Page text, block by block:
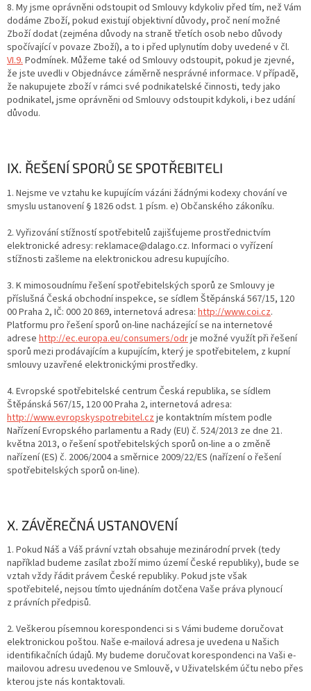
8. My jsme oprávněni odstoupit od Smlouvy kdykoliv před tím, než Vám
dodáme Zboží, pokud existují objektivní důvody, proč není možné
Zboží dodat (zejména důvody na straně třetích osob nebo důvody
spočívající v povaze Zboží), a to i před uplynutím doby uvedené v čl.
VI.9.Podmínek. Můžeme také od Smlouvy odstoupit, pokud je zjevné,
že jste uvedli v Objednávce záměrně nesprávné informace. V případě,
že nakupujete zboží v rámci své podnikatelské činnosti, tedy jako
podnikatel, jsme oprávněni od Smlouvy odstoupit kdykoli, i bez udání
důvodu.
IX. ŘEŠENÍ SPORŮ SE SPOTŘEBITELI
1. Nejsme ve vztahu ke kupujícím vázáni žádnými kodexy chování ve
smyslu ustanovení § 1826 odst. 1 písm. e) Občanského zákoníku.
2. Vyřizování stížností spotřebitelů zajišťujeme prostřednictvím
elektronické adresy: reklamace@dalago.cz. Informaci o vyřízení
stížnosti zašleme na elektronickou adresu kupujícího.
3. K mimosoudnímu řešení spotřebitelských sporů ze Smlouvy je
příslušná Česká obchodní inspekce, se sídlem Štěpánská 567/15, 120
00 Praha 2, IČ: 000 20 869, internetová adresa: http://www.coi.cz.
Platformu pro řešení sporů on-line nacházející se na internetové
adrese http://ec.europa.eu/consumers/odrje možné využít při řešení
sporů mezi prodávajícím a kupujícím, který je spotřebitelem, z kupní
smlouvy uzavřené elektronickými prostředky.
4. Evropské spotřebitelské centrum Česká republika, se sídlem
Štěpánská 567/15, 120 00 Praha 2, internetová adresa:
http://www.evropskyspotrebitel.cz je kontaktním místem podle
Nařízení Evropského parlamentu a Rady (EU) č. 524/2013 ze dne 21.
května 2013, o řešení spotřebitelských sporů on-line a o změně
nařízení (ES) č. 2006/2004 a směrnice 2009/22/ES (nařízení o řešení
spotřebitelských sporů on-line).
X. ZÁVĚREČNÁ USTANOVENÍ
1. Pokud Náš a Váš právní vztah obsahuje mezinárodní prvek (tedy
například budeme zasílat zboží mimo území České republiky), bude se
vztah vždy řádit právem České republiky. Pokud jste však
spotřebitelé, nejsou tímto ujednáním dotčena Vaše práva plynoucí
z právních předpisů.
2. Veškerou písemnou korespondenci si s Vámi budeme doručovat
elektronickou poštou. Naše e-mailová adresa je uvedena u Našich
identifikačních údajů. My budeme doručovat korespondenci na Vaši e-
mailovou adresu uvedenou ve Smlouvě, v Uživatelském účtu nebo přes
kterou jste nás kontaktovali.